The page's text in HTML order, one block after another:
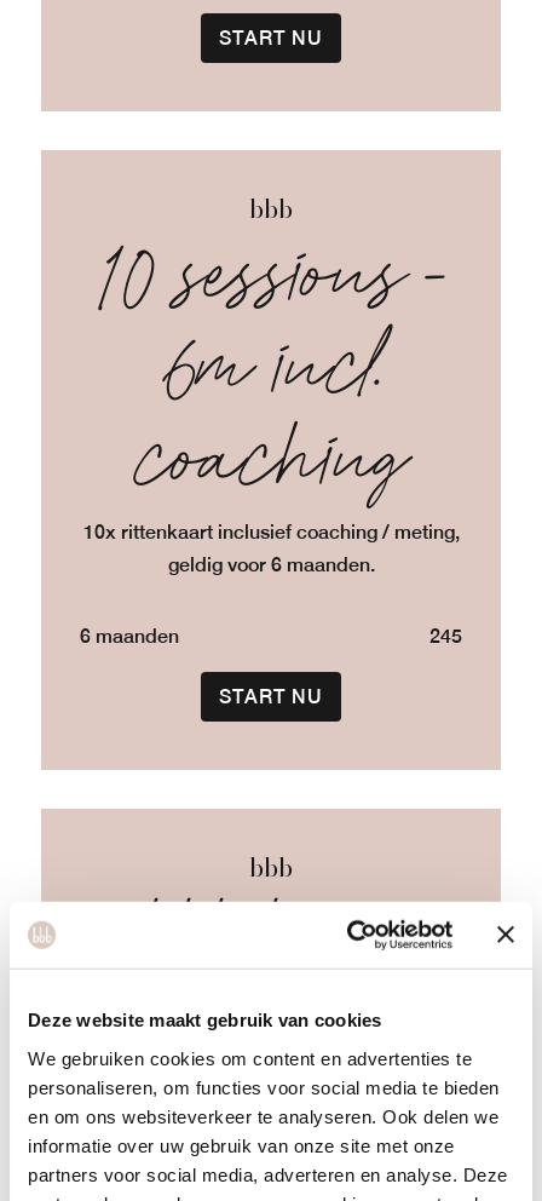
Deze website maakt gebruik van cookies
We gebruiken cookies om content en advertenties te
personaliseren, om functies voor social media te bieden
en om ons websiteverkeer te analyseren. Ook delen we
informatie over uw gebruik van onze site met onze
partners voor social media, adverteren en analyse. Deze
START NU
bbb
10 sessions -
6m incl.
coaching
10x rittenkaart inclusief coaching / meting,
geldig voor 6 maanden.
6 maanden 245
START NU
bbb
bbb basic
metingen, challenges, retreats en
onbeperkt online lessen
1 maand / flex 120